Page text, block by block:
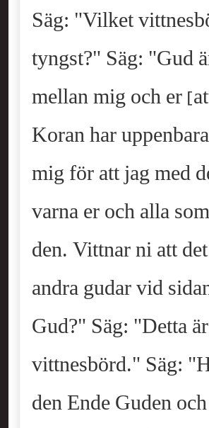
Säg: "Vilket
tyngst?" Säg: "Gud
mellan mig och er
Koran har
mig för att jag med
varna er och alla
den. Vittnar ni att
andra gudar vid
Gud?" Säg: "Detta
vittnesbörd." Säg:
den Ende Guden